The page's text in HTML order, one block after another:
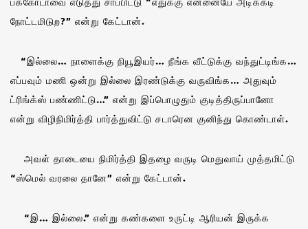
நோட்டமிடுற?” என்று கேட்டான்.
“இல்லை… நாளைக்கு நியூஇயர்… நீங்க வீட்டுக்கு வந்துட்டிங்க…
எப்பவும் மணி ஒன்று இல்லை இரண்டுக்கு வருவிங்க… அதுவும்
ட்ரிங்க்ஸ் பண்ணிட்டு…” என்று இப்பொழுதும் குடித்திருப்பானோ
என்று விழிநிமிர்த்தி பார்த்துவிட்டு சடாரென குனிந்து கொண்டாள்.
அவள் தாடையை நிமிர்த்தி இதழை வருடி மெதுவாய் முத்தமிட்டு
“ஸ்மெல் வரலை தானே” என்று கேட்டான்.
“இ… இல்லை.” என்று கண்களை உருட்டி ஆரியன் இருக்க